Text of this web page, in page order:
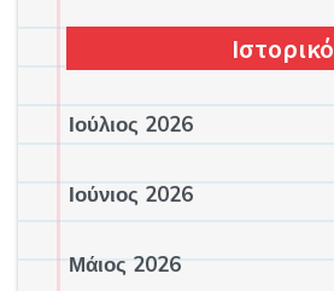
Ιστορικό
Ιούλιος 2026
Ιούνιος 2026
Μάιος 2026